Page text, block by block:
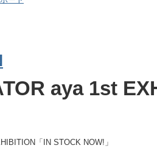
aya 1st
「IN STOCK NOW!」